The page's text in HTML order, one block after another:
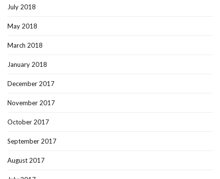
July 2018
May 2018
March 2018
January 2018
December 2017
November 2017
October 2017
September 2017
August 2017